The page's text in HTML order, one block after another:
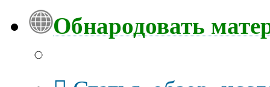
Обнародовать